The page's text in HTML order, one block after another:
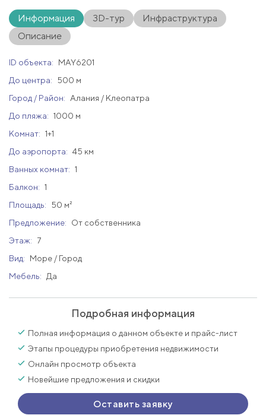
Информация 3D-тур
Инфраструктура
Описание
ID объекта:
MAY6201
До центра:
500 м
Город / Район:
Алания / Клеопатра
До пляжа: 1000 м
Комнат: 1+1
До аэропорта: 45 км
Ванных комнат: 1
Балкон: 1
Площадь:
50 м²
Предложение:
От собственника
Этаж:
7
Вид:
Море / Город
Мебель:
Да
Подробная информация
Полная информация о данном объекте и прайс-лист
Этапы процедуры приобретения недвижимости
Онлайн просмотр объекта
Новейшие предложения и скидки
Оставить заявку